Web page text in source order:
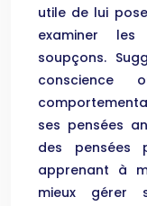
utile de lui
examiner
soupçons.
conscience
ses pensées
des pensées
apprenant à
mieux gérer